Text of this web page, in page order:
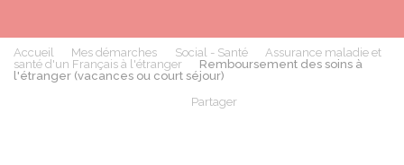
Accueil Mes démarches Social - Santé
Assurance maladie et
santé d'un Français à l'étranger
Remboursement des soins à
l'étranger (vacances ou court séjour)
Partager